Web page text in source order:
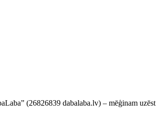
(26826839 dabalaba.lv) – mēģinam uzēst